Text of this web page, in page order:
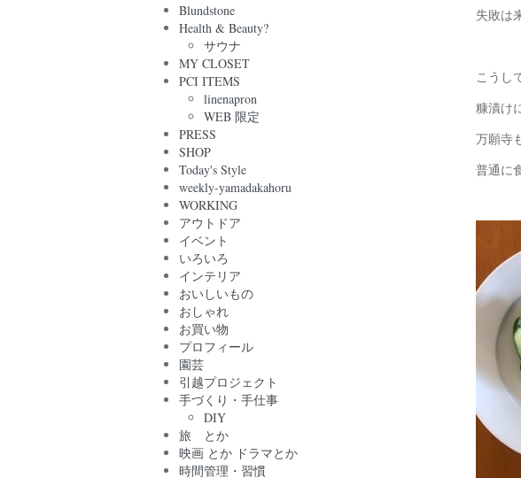
失敗は
こうし
糠漬け
万願寺
普通に
Blundstone
Health & Beauty?
サウナ
MY CLOSET
PCI ITEMS
linenapron
WEB 限定
PRESS
SHOP
Today's Style
weekly-yamadakahoru
WORKING
アウトドア
イベント
いろいろ
インテリア
おいしいもの
おしゃれ
お買い物
プロフィール
園芸
引越プロジェクト
手づくり・手仕事
DIY
旅 とか
映画 とか ドラマとか
時間管理・習慣